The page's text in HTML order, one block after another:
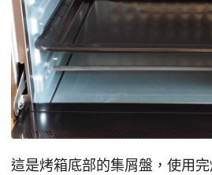
這是烤箱底部的集屑盤，使用